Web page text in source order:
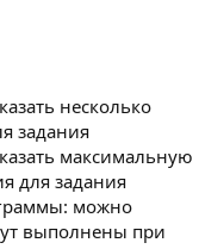
несколько
задания
максимальную
для задания
можно
выполнены при